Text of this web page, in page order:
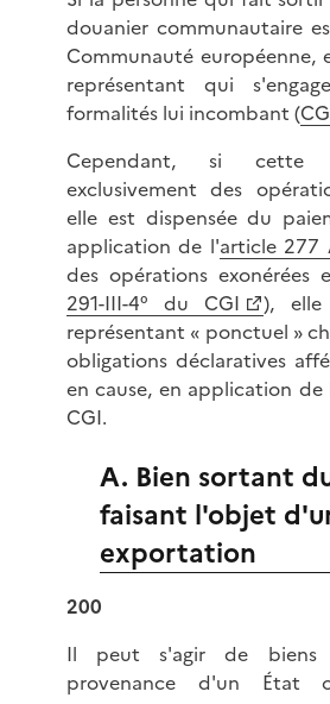
douanier communautaire
Communauté européenne,
représentant qui
formalités lui incombant (
Cependant, si cette
exclusivement des
elle est dispensée du
application de l'article 277
des opérations exonérées
291-III-4° du CGI
), elle
représentant « ponctuel »
obligations déclaratives
en cause, en application
CGI.
A. Bien sortant
faisant l'objet
exportation
200
Il peut s'agir de biens
provenance d'un État